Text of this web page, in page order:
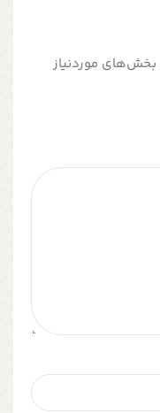
بخش‌های موردنیاز